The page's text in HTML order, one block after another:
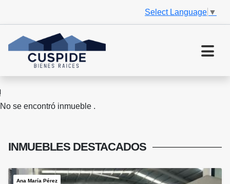
Select Language ▼
No se encontró inmueble .
INMUEBLES DESTACADOS
Ana María Pérez